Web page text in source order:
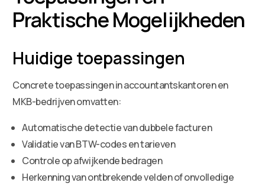
Praktische Mogelijkheden
Huidige toepassingen
Concrete toepassingen in accountantskantoren en
MKB-bedrijven omvatten:
Automatische detectie van dubbele facturen
Validatie van BTW-codes en tarieven
Controle op afwijkende bedragen
Herkenning van ontbrekende velden of onvolledige